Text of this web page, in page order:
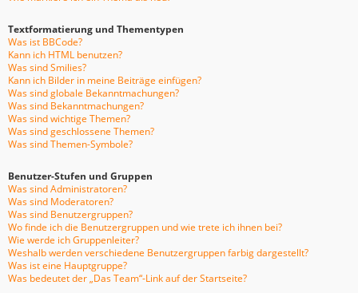
Textformatierung und Thementypen
Was ist BBCode?
Kann ich HTML benutzen?
Was sind Smilies?
Kann ich Bilder in meine Beiträge einfügen?
Was sind globale Bekanntmachungen?
Was sind Bekanntmachungen?
Was sind wichtige Themen?
Was sind geschlossene Themen?
Was sind Themen-Symbole?
Benutzer-Stufen und Gruppen
Was sind Administratoren?
Was sind Moderatoren?
Was sind Benutzergruppen?
Wo finde ich die Benutzergruppen und wie trete ich ihnen bei?
Wie werde ich Gruppenleiter?
Weshalb werden verschiedene Benutzergruppen farbig dargestellt?
Was ist eine Hauptgruppe?
Was bedeutet der „Das Team“-Link auf der Startseite?